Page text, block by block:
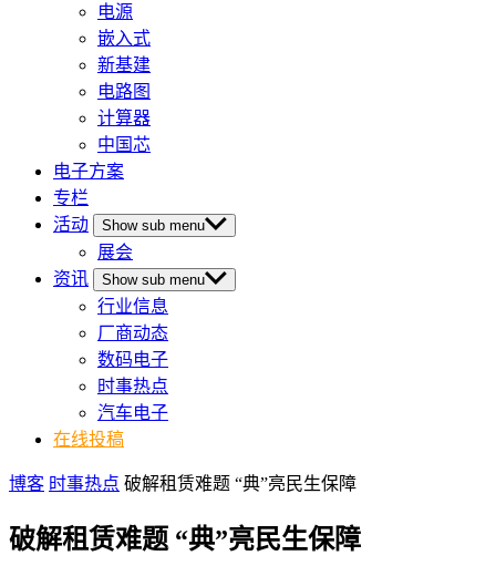
电源
嵌入式
新基建
电路图
计算器
中国芯
电子方案
专栏
活动
Show sub menu
展会
资讯
Show sub menu
行业信息
厂商动态
数码电子
时事热点
汽车电子
在线投稿
博客 时事热点 破解租赁难题 “典”亮民生保障
破解租赁难题 “典”亮民生保障